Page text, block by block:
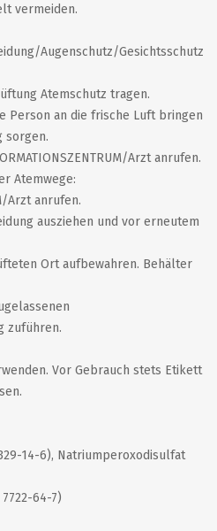
vermeiden.
Augenschutz/Gesichtsschutz
Atemschutz tragen.
Person an die frische Luft bringen
sorgen.
Arzt anrufen.
Atemwege:
Arzt anrufen.
ausziehen und vor erneutem
Ort aufbewahren. Behälter
zuführen.
Vor Gebrauch stets Etikett
14-6), Natriumperoxodisulfat
64-7)